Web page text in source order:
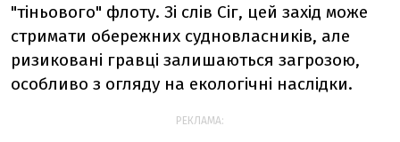
"тіньового" флоту. Зі слів Сіг, цей захід може
стримати обережних судновласників, але
ризиковані гравці залишаються загрозою,
особливо з огляду на екологічні наслідки.
РЕКЛАМА: